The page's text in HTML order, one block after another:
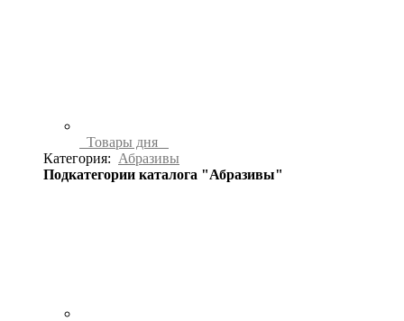
Товары дня
Категория: Абразивы
Подкатегории каталога "Абразивы"